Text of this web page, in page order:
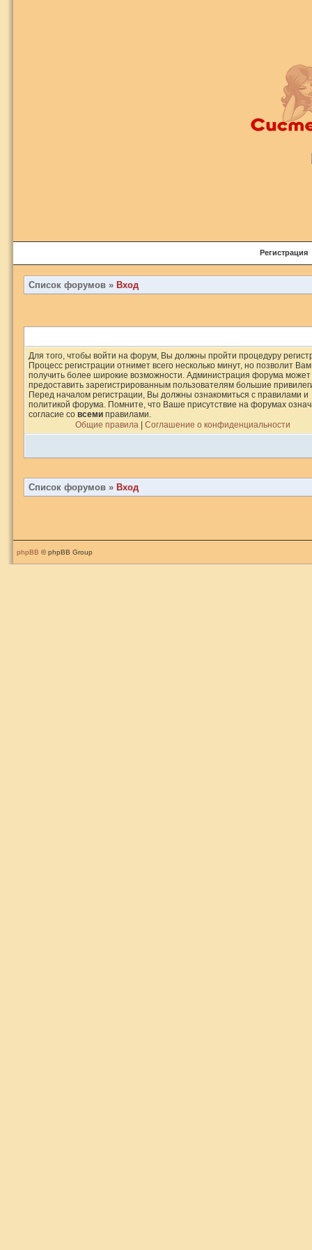
Регистрация
Список форумов » Вход
Для того, чтобы войти на форум, Вы должны пройти процедуру
Процесс регистрации отнимет всего несколько минут, но позволит Вам
получить более широкие возможности. Администрация форума может
предоставить зарегистрированным пользователям большие
Перед началом регистрации, Вы должны ознакомиться с правилами и
политикой форума. Помните, что Ваше присутствие на форумах
согласие со всеми правилами.
Общие правила
Соглашение о конфиденциальности
Список форумов » Вход
phpBB © phpBB Group